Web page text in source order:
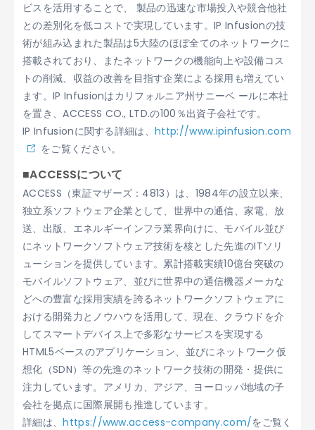
ビスを活用することで、 製品の迅速な市場投入や競合他社
との差別化を低コストで実現しています。IP Infusionの技
術が組み込まれた製品は5大陸のほぼ全てのネットワークに
搭載されており、またネットワークの機能向上や設備コス
トの削減、収益の改善を目指す企業による採用も増えてい
ます。IP Infusionはカリフォルニア州サニーベ ールに本社
を置き、ACCESS CO., LTD.の100％出資子会社です。
IP Infusionに関する詳細は、http://www.ipinfusion.com
をご覧ください。
■ACCESSについて
ACCESS（東証マザーズ：4813）は、1984年の設立以来、
独立系ソフトウェア企業として、世界中の通信、家電、放
送、出版、エネルギーインフラ業界向けに、モバイル並び
にネットワークソフトウェア技術を核とした先進のITソリ
ューションを提供しています。累計搭載実績10億台突破の
モバイルソフトウェア、並びに世界中の通信機器メーカな
どへの豊富な採用実績を誇るネットワークソフトウェアに
おける開発力とノウハウを活用して、現在、クラウドを介
してスマートデバイス上で多彩なサービスを実現する
HTML5ベースのアプリケーション、並びにネットワーク仮
想化（SDN）等の先進のネットワーク技術の開発・提供に
注力しています。アメリカ、アジア、ヨーロッパ地域の子
会社を拠点に国際展開も推進しています。
詳細は、https://www.access-company.com/をご覧く